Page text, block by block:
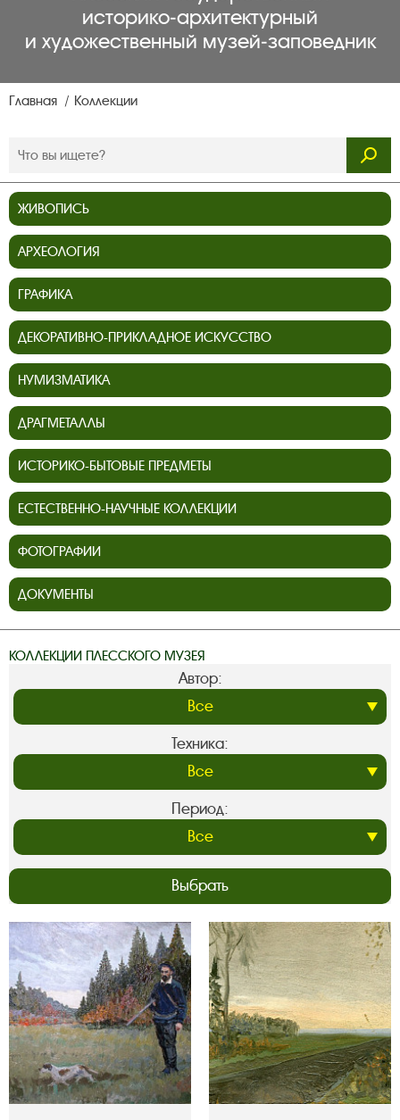
историко‑архитектурный
и художественный музей‑заповедник
Главная Коллекции
ЖИВОПИСЬ
АРХЕОЛОГИЯ
ГРАФИКА
ДЕКОРАТИВНО-ПРИКЛАДНОЕ ИСКУССТВО
НУМИЗМАТИКА
ДРАГМЕТАЛЛЫ
ИСТОРИКО-БЫТОВЫЕ ПРЕДМЕТЫ
ЕСТЕСТВЕННО-НАУЧНЫЕ КОЛЛЕКЦИИ
ФОТОГРАФИИ
ДОКУМЕНТЫ
КОЛЛЕКЦИИ ПЛЕССКОГО МУЗЕЯ
Автор:
Техника:
Период:
Выбрать